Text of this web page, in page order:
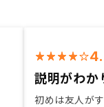
説明がわか
初めは友人が